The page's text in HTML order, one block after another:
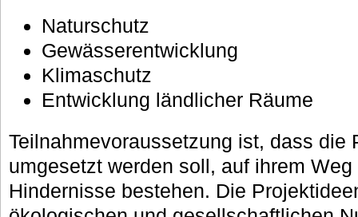
Naturschutz
Gewässerentwicklung
Klimaschutz
Entwicklung ländlicher Räume
Teilnahmevoraussetzung ist, dass die
umgesetzt werden soll, auf ihrem
Hindernisse bestehen. Die